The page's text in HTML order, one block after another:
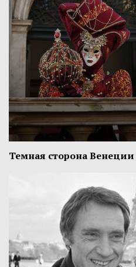
Темная сторона Венеции